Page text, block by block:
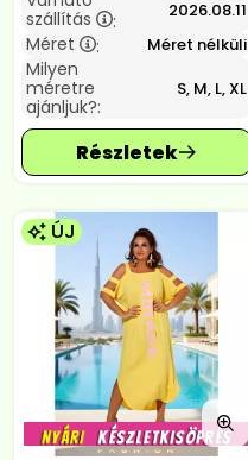
szállítás
: 2026.08.11
Méret : Méret nélküli
Milyen
méretre
ajánljuk?:
S, M, L, XL
ÚJ